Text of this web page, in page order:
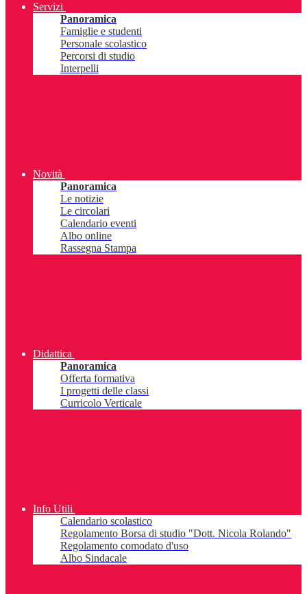
Servizi
Panoramica
Famiglie e studenti
Personale scolastico
Percorsi di studio
Interpelli
Novità
Panoramica
Le notizie
Le circolari
Calendario eventi
Albo online
Rassegna Stampa
Didattica
Panoramica
Offerta formativa
I progetti delle classi
Curricolo Verticale
Info Utili
Calendario scolastico
Regolamento Borsa di studio "Dott. Nicola Rolando"
Regolamento comodato d'uso
Albo Sindacale